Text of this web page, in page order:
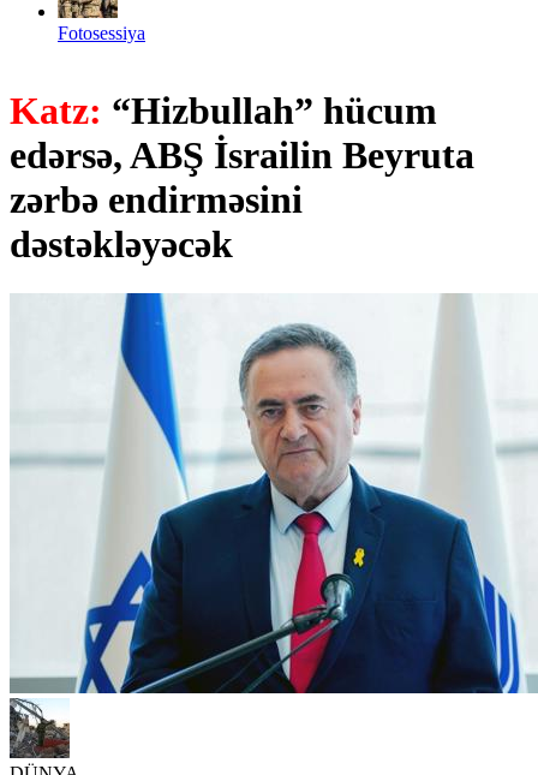
Fotosessiya
Katz: “Hizbullah” hücum
edərsə, ABŞ İsrailin Beyruta
zərbə endirməsini
dəstəkləyəcək